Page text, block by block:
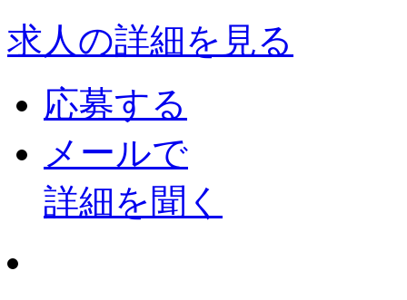
求人の詳細を見る
応募する
メールで
詳細を聞く